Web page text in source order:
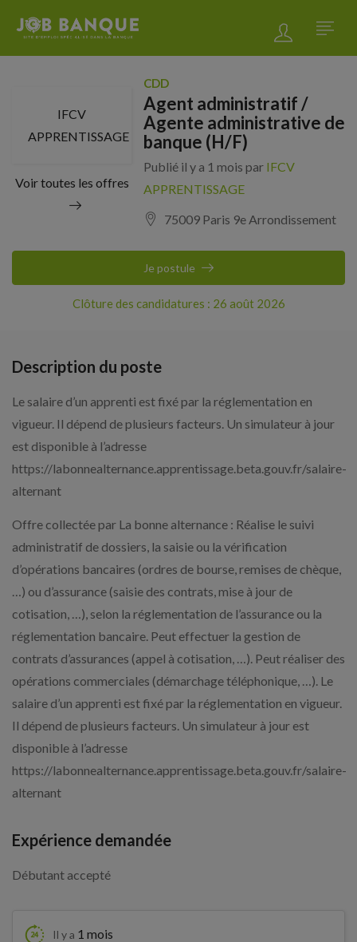
IFCV
APPRENTISSAGE
Voir toutes les offres
CDD
Agent administratif /
Agente administrative de
banque (H/F)
Publié il y a 1 mois par IFCV
APPRENTISSAGE
75009 Paris 9e Arrondissement
Clôture des candidatures : 26 août 2026
Je postule
Description du poste
Le salaire d’un apprenti est fixé par la réglementation en
vigueur. Il dépend de plusieurs facteurs. Un simulateur à jour
est disponible à l’adresse
https://labonnealternance.apprentissage.beta.gouv.fr/salaire-
alternant
Offre collectée par La bonne alternance : Réalise le suivi
administratif de dossiers, la saisie ou la vérification
d’opérations bancaires (ordres de bourse, remises de chèque,
…) ou d’assurance (saisie des contrats, mise à jour de
cotisation, …), selon la réglementation de l’assurance ou la
réglementation bancaire. Peut effectuer la gestion de
contrats d’assurances (appel à cotisation, …). Peut réaliser des
opérations commerciales (démarchage téléphonique, …). Le
salaire d’un apprenti est fixé par la réglementation en vigueur.
Il dépend de plusieurs facteurs. Un simulateur à jour est
disponible à l’adresse
https://labonnealternance.apprentissage.beta.gouv.fr/salaire-
alternant
Expérience demandée
Débutant accepté
Il y a 1 mois